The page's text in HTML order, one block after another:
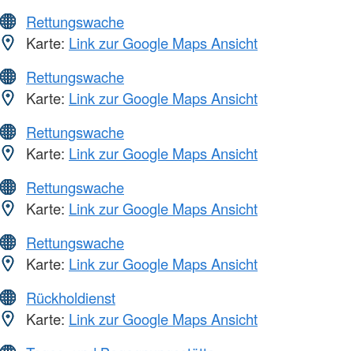
Rettungswache
Karte: Link zur Google Maps Ansicht
Rettungswache
Karte: Link zur Google Maps Ansicht
Rettungswache
Karte: Link zur Google Maps Ansicht
Rettungswache
Karte: Link zur Google Maps Ansicht
Rettungswache
Karte: Link zur Google Maps Ansicht
Rückholdienst
Karte: Link zur Google Maps Ansicht